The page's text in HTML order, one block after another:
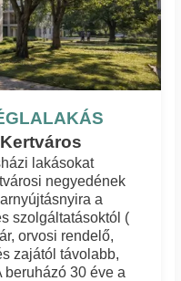
lakásokat
negyedének
a
szolgáltatásoktól (
orvosi rendelő,
zajától távolabb,
beruházó 30 éve a